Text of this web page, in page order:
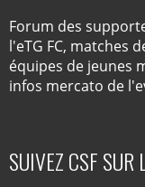
Forum des
l'eTG FC, matches
équipes de jeunes
infos mercato de
SUIVEZ CSF SUR